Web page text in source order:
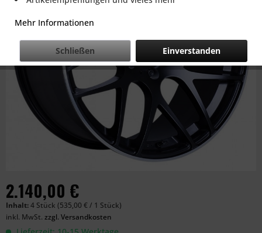
2.140,00 €
Inhalt:4 Stück (535,00 € / 1 Stück)
inkl. MwSt. zzgl. Versandkosten
Mehr Informationen
Einverstanden
Schließen